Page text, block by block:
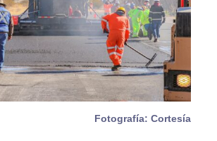
Fotografía: Cortesía